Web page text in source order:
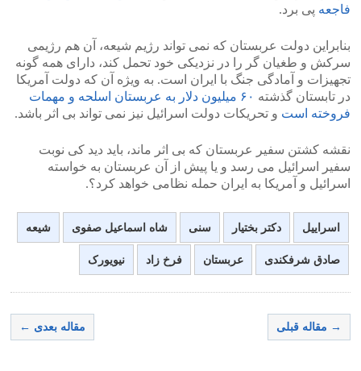
فاجعه پی برد.
بنابراین دولت عربستان که نمی تواند رژیم شیعه، آن هم رژیمی
سرکش و طغیان گر را در نزدیکی خود تحمل کند، دارای همه گونه
تجهیزات و آمادگی جنگ با ایران است. به ویژه آن که دولت آمریکا
در تابستان گذشته
۶۰ میلیون دلار به عربستان اسلحه و مهمات
فروخته است و تحریکات دولت اسرائیل نیز نمی تواند بی اثر باشد.
نقشه کشتن سفیر عربستان که بی اثر ماند، باید دید کی نوبت
سفیر اسرائیل می رسد و یا پیش از آن عربستان به خواسته
اسرائیل و آمریکا به ایران حمله نظامی خواهد کرد؟.
اسراییل دکتر بختیار سنی شاه اسماعیل صفوی شیعه
صادق شرفکندی عربستان فرخ زاد نیویورک
→ مقاله قبلی مقاله بعدی ←